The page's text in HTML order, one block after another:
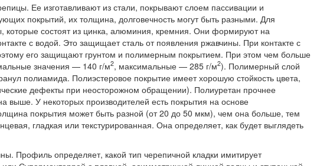
Ее изготавливают из стали, покрывают слоем пассивации и
покрытий, их толщина, долговечность могут быть разными. Для
которые состоят из цинка, алюминия, кремния. Они формируют на
с водой. Это защищает сталь от появления ржавчины. При контакте с
его защищают грунтом и полимерным покрытием. При этом чем больше
значения — 140 г/м2, максимальные — 285 г/м2). Полимерный слой
полиамида. Полиэстеровое покрытие имеет хорошую стойкость цвета,
дефекты при неосторожном обращении). Полиуретан прочнее
выше. У некоторых производителей есть покрытия на основе
покрытия может быть разной (от 20 до 50 мкм), чем она больше, тем
гладкая или текстурированная. Она определяет, как будет выглядеть
Профиль определяет, какой тип черепичной кладки имитирует